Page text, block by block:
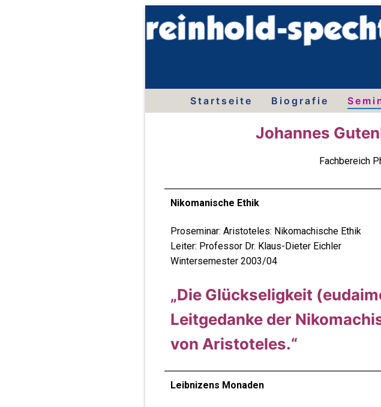
Startseite Biografie
Johannes
Fachbereich
Nikomanische Ethik
Proseminar: Aristoteles: Nikomachische Ethik
Leiter: Professor Dr. Klaus-Dieter Eichler
Wintersemester 2003/04
„Die Glückseligkeit
Leitgedanke der
von Aristoteles.“
Leibnizens Monaden